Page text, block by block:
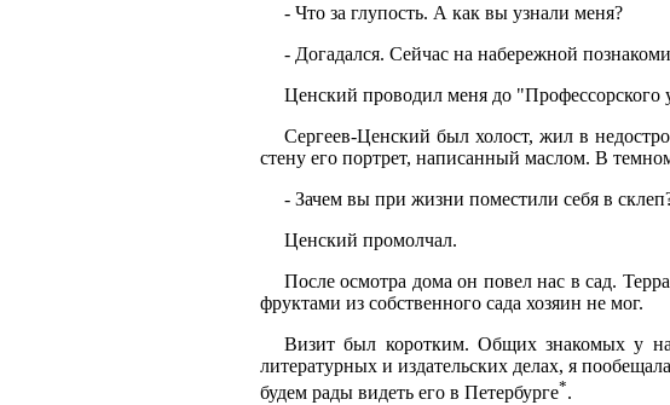
- Что за глупость. А как вы узнали меня?
- Догадался. Сейчас на набережной
Ценский проводил меня до
Сергеев-Ценский был холост, жил в
стену его портрет, написанный маслом. В
- Зачем вы при жизни поместили себя в
Ценский промолчал.
После осмотра дома он повел нас в сад.
фруктами из собственного сада хозяин не мог.
Визит был коротким. Общих знакомых у
литературных и издательских делах, я
будем рады видеть его в Петербурге*.